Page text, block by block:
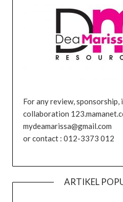
For any review,
collaboration
mydeamarissa@gmail.com
or contact : 012-3373 012
ARTIKEL